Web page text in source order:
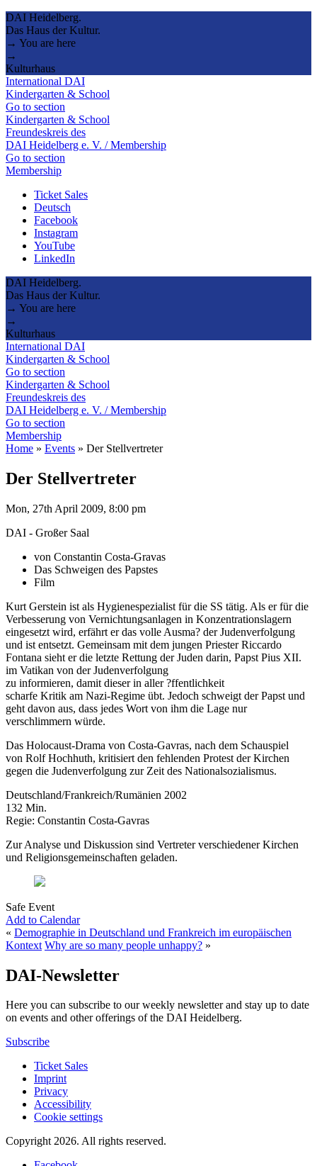
DAI Heidelberg.
Das Haus der Kultur.
→ You are here
→
Kulturhaus
International DAI
Kindergarten & School
Go to section
Kindergarten & School
Freundeskreis des
DAI Heidelberg e. V. / Membership
Go to section
Membership
Ticket Sales
Deutsch
Facebook
Instagram
YouTube
LinkedIn
DAI Heidelberg.
Das Haus der Kultur.
→ You are here
→
Kulturhaus
International DAI
Kindergarten & School
Go to section
Kindergarten & School
Freundeskreis des
DAI Heidelberg e. V. / Membership
Go to section
Membership
Home » Events » Der Stellvertreter
Der Stellvertreter
Mon, 27th April 2009, 8:00 pm
DAI - Großer Saal
von Constantin Costa-Gravas
Das Schweigen des Papstes
Film
Kurt Gerstein ist als Hygienespezialist für die SS tätig. Als er für die
Verbesserung von Vernichtungsanlagen in Konzentrationslagern
eingesetzt wird, erfährt er das volle Ausma? der Judenverfolgung
und ist entsetzt. Gemeinsam mit dem jungen Priester Riccardo
Fontana sieht er die letzte Rettung der Juden darin, Papst Pius XII.
im Vatikan von der Judenverfolgung
zu informieren, damit dieser in aller ?ffentlichkeit
scharfe Kritik am Nazi-Regime übt. Jedoch schweigt der Papst und
geht davon aus, dass jedes Wort von ihm die Lage nur
verschlimmern würde.
Das Holocaust-Drama von Costa-Gavras, nach dem Schauspiel
von Rolf Hochhuth, kritisiert den fehlenden Protest der Kirchen
gegen die Judenverfolgung zur Zeit des Nationalsozialismus.
Deutschland/Frankreich/Rumänien 2002
132 Min.
Regie: Constantin Costa-Gavras
Zur Analyse und Diskussion sind Vertreter verschiedener Kirchen
und Religionsgemeinschaften geladen.
Safe Event
Add to Calendar
« Demographie in Deutschland und Frankreich im europäischen
Kontext Why are so many people unhappy? »
DAI-Newsletter
Here you can subscribe to our weekly newsletter and stay up to date
on events and other offerings of the DAI Heidelberg.
Subscribe
Ticket Sales
Imprint
Privacy
Accessibility
Cookie settings
Copyright 2026. All rights reserved.